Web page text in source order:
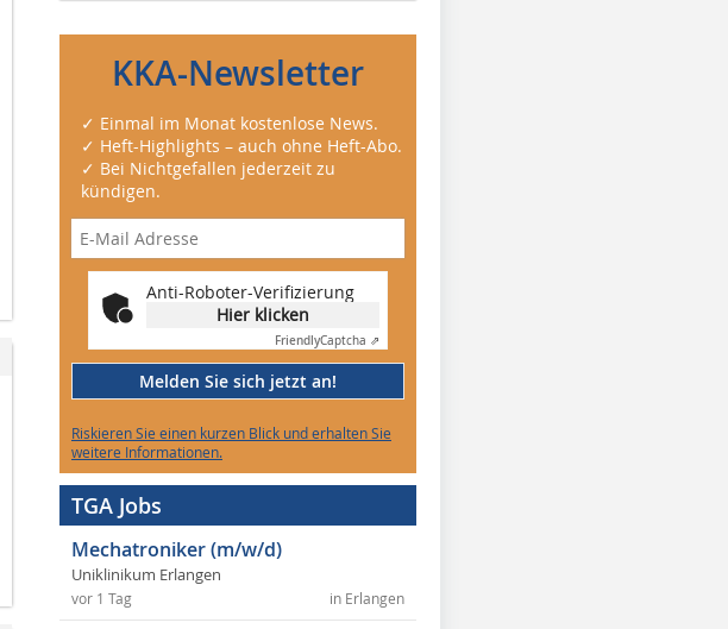
KKA-Newsletter
✓ Einmal im Monat kostenlose News.
✓ Heft-Highlights – auch ohne Heft-Abo.
✓ Bei Nichtgefallen jederzeit zu
kündigen.
Anti-Roboter-Verifizierung
Hier klicken
FriendlyCaptcha ⇗
Melden Sie sich jetzt an!
Riskieren Sie einen kurzen Blick und erhalten Sie
weitere Informationen.
TGA Jobs
Mechatroniker (m/w/d)
Uniklinikum Erlangen
in Erlangen
vor 1 Tag